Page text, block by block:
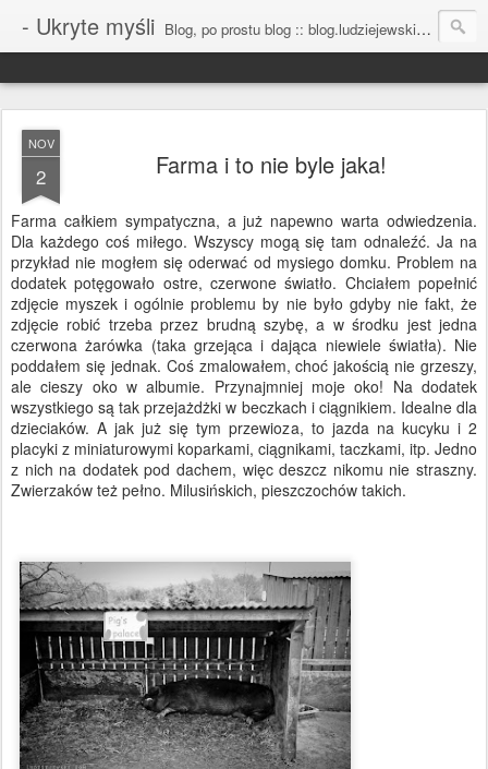
- Ukryte myśli Blog, po prostu blog :: blog.ludziejewski.com
NOV
2 Farma i to nie byle jaka!
Farma całkiem sympatyczna, a już napewno warta odwiedzenia.
Dla każdego coś miłego. Wszyscy mogą się tam odnaleźć. Ja na
przykład nie mogłem się oderwać od mysiego domku. Problem na
dodatek potęgowało ostre, czerwone światło. Chciałem popełnić
zdjęcie myszek i ogólnie problemu by nie było gdyby nie fakt, że
zdjęcie robić trzeba przez brudną szybę, a w środku jest jedna
czerwona żarówka (taka grzejąca i dająca niewiele światła). Nie
poddałem się jednak. Coś zmalowałem, choć jakością nie grzeszy,
ale cieszy oko w albumie. Przynajmniej moje oko! Na dodatek
wszystkiego są tak przejażdżki w beczkach i ciągnikiem. Idealne dla
dzieciaków. A jak już się tym przewioza, to jazda na kucyku i 2
placyki z miniaturowymi koparkami, ciągnikami, taczkami, itp. Jedno
z nich na dodatek pod dachem, więc deszcz nikomu nie straszny.
Zwierzaków też pełno. Milusińskich, pieszczochów takich.